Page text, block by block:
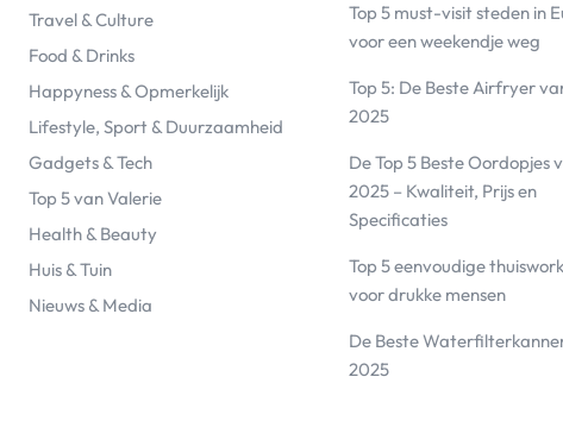
Travel & Culture
Food & Drinks
Happyness & Opmerkelijk
Lifestyle, Sport & Duurzaamheid
Gadgets & Tech
Top 5 van Valerie
Health & Beauty
Huis & Tuin
Nieuws & Media
Top 5 must-visit steden in
voor een weekendje weg
Top 5: De Beste Airfryer
2025
De Top 5 Beste Oordopjes
2025 – Kwaliteit, Prijs en
Specificaties
Top 5 eenvoudige
voor drukke mensen
De Beste
2025